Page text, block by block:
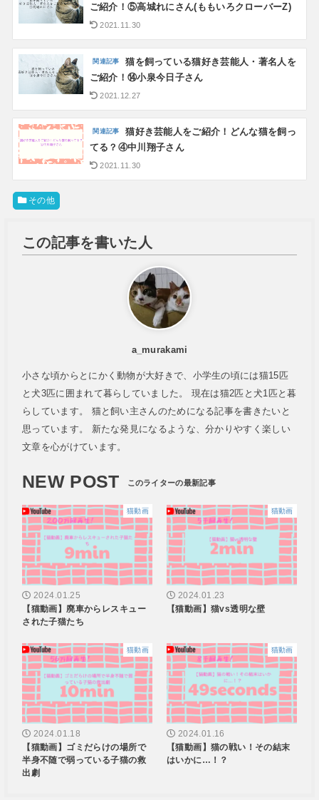
ご紹介！⑤高城れにさん(ももいろクローバーZ)
2021.11.30
猫を飼っている猫好き芸能人・著名人を
ご紹介！⑭小泉今日子さん
2021.12.27
猫好き芸能人をご紹介！どんな猫を飼っ
てる？④中川翔子さん
2021.11.30
その他
この記事を書いた人
a_murakami
小さな頃からとにかく動物が大好きで、小学生の頃には猫15匹
と犬3匹に囲まれて暮らしていました。 現在は猫2匹と犬1匹と暮
らしています。 猫と飼い主さんのためになる記事を書きたいと
思っています。 新たな発見になるような、分かりやすく楽しい
文章を心がけています。
NEW POST
猫動画
2024.01.25
【猫動画】廃車からレスキュー
された子猫たち
猫動画
2024.01.23
【猫動画】猫vs透明な壁
猫動画
2024.01.18
【猫動画】ゴミだらけの場所で
半身不随で弱っている子猫の救
出劇
猫動画
2024.01.16
【猫動画】猫の戦い！その結末
はいかに…！？